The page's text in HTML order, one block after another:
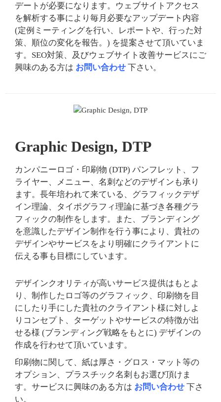
デートが必要になります。ウェブサイトアクセス
を解析する事により毎月必要なアップデート内容
(定例ミーティングを行い、レポートや、行った対
策、順位の変化を報告。) を提案させて頂いていま
す。SEO対策、及びウェブサイト改善サービスにご
興味のある方は お問い合わせ 下さい。
Graphic Design, DTP
カンパニーロゴ・印刷物 (DTP) パンフレット、フ
ライヤー、メニュー、名刺などのデザインも承り
ます。長年培われて来ている、グラフィックデザ
イン理論、タイポグラフィ理論に基づき各種グラ
フィックの制作をします。また、ブランディング
を意識したデザイン制作を行う事により、貴社の
デザインやサービスをより明確にクライアントに
伝える事も目標にしています。
デザインクオリティが高いサービス提供はもとよ
り、制作したロゴ等のグラフィック、印刷物を目
にしたり手にした貴社のクライアント様に対しよ
りコンセプト、ターゲットやサービスの特徴が出
せる様 (ブランディング戦略をもとに) デザインの
作成を行わせて頂いています。
印刷物に関して、紙は厚さ・グロス・マット等の
オプション、プラスチック名刺もお選び頂けま
す。サービスに興味のある方は お問い合わせ 下さ
い。